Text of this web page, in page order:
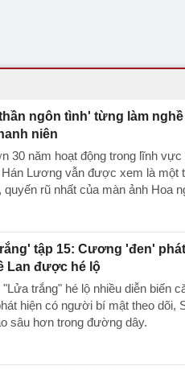
ngôn tình' từng làm nghề
niên
30 năm hoạt động trong lĩnh
Lương vẫn được xem là một
quyến rũ nhất của màn ảnh Hoa
tập 15: Cương 'đen'
Lan được hé lộ
"Lửa trắng" hé lộ nhiều diễn biến
hiện có người bí mật theo
sâu hơn trong đường dây.